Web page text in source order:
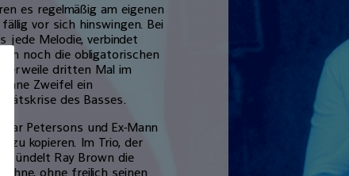
es regelmäßig am eigenen
vor sich hinswingen. Bei
jede Melodie, verbindet
noch die obligatorischen
dritten Mal im
Zweifel ein
des Basses.
Petersons und Ex-Mann
zu kopieren. Im Trio, der
Ray Brown die
ohne freilich seinen